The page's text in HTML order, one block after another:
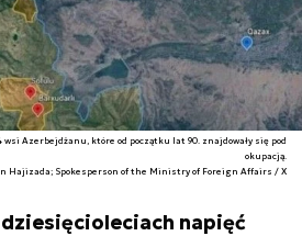
Azerbejdżanu, które od początku lat 90. znajdowały się pod
okupacją.
Hajizada; Spokesperson of the Ministry of Foreign Affairs / X
napięć